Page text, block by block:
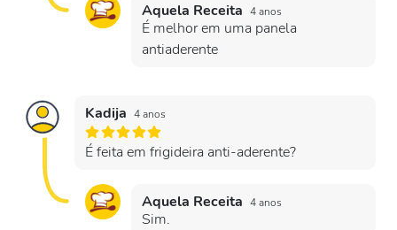
Aquela Receita 4 anos
É melhor em uma panela
antiaderente
Kadija 4 anos
É feita em frigideira anti-aderente?
Aquela Receita 4 anos
Sim.